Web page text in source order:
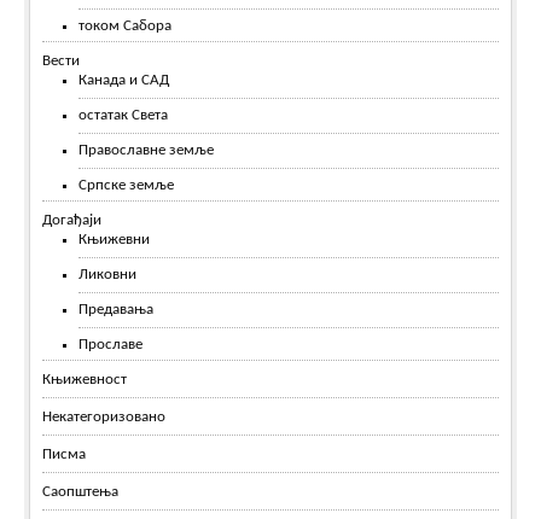
током Сабора
Вести
Канада и САД
остатак Света
Православне земље
Српске земље
Догађаји
Књижевни
Ликовни
Предавања
Прославе
Књижевност
Некатегоризовано
Писма
Саопштења